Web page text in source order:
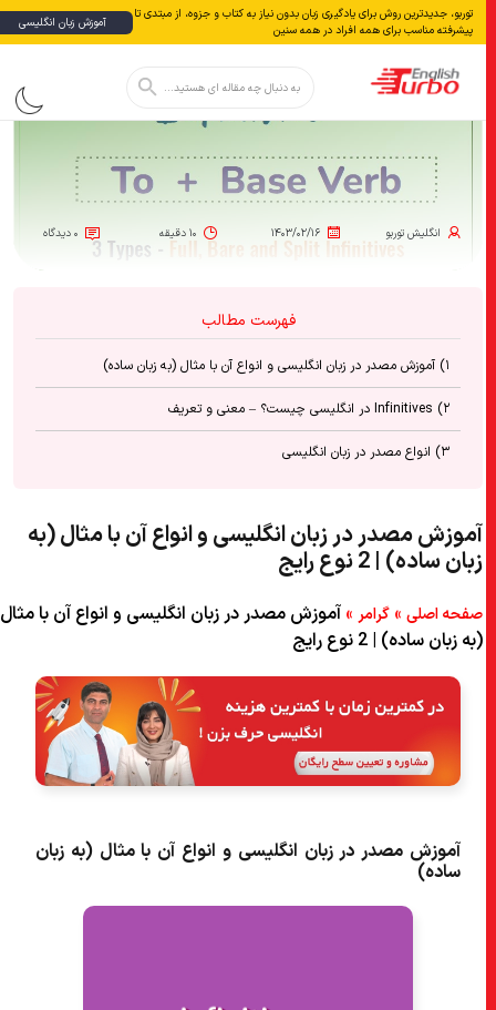
توربو، جدیدترین روش برای یادگیری زبان بدون نياز به كتاب و جزوه، از مبتدی تا
پیشرفته مناسب برای همه افراد در همه سنین
آموزش زبان انگلیسی
برای:
انگلیش‌ توربو ۱۴۰۳/۰۲/۱۶ ۱۰ دقیقه ۰ دیدگاه
فهرست مطالب
۵) Infinitives در انگلیسی – To infinitive
۷) Infinitives در انگلیسی به عنوان اسم
۱۲) Infinitives در انگلیسی – مصدرهای Split
آموزش مصدر در زبان انگلیسی و انواع آن با مثال (به
زبان ساده) | 2 نوع رایج
صفحه اصلی»گرامر»آموزش مصدر در زبان انگلیسی و انواع آن با مثال
(به زبان ساده) | 2 نوع رایج
آموزش مصدر در زبان انگلیسی و انواع آن با مثال (به زبان
ساده)